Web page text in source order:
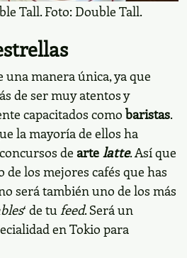
Tall. Foto: Double Tall.
manera única, ya que
de ser muy atentos y
capacitados comobaristas.
la mayoría de ellos ha
de arte latte. Así que
los mejores cafés que has
será también uno de los más
‘ de tufeed. Será un
en Tokio para